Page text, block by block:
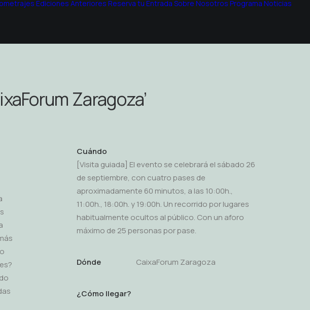
Ediciones Anteriores Reserva tu Entrada Sobre Nosotros Programa Noticias
Zaragoza’
Cuándo
[Visita guiada] El evento se celebrará el sábado 26
de septiembre, con cuatro pases de
aproximadamente 60 minutos, a las 10:00h.,
11:00h., 18:00h. y 19:00h. Un recorrido por lugares
habitualmente ocultos al público. Con un aforo
máximo de 25 personas por pase.
Dónde CaixaForum Zaragoza
¿Cómo llegar?